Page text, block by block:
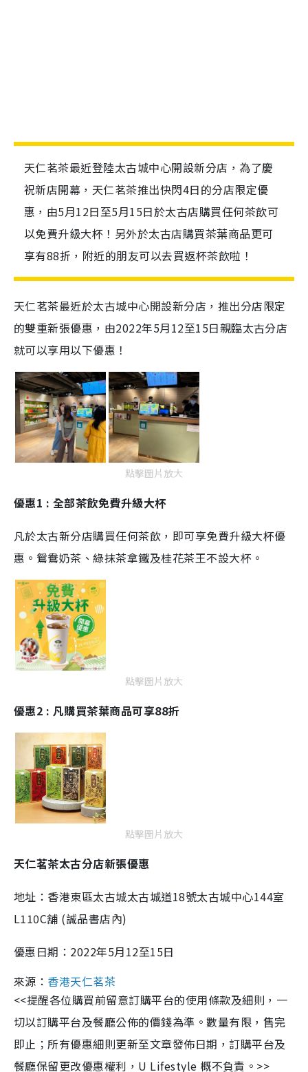
天仁茗茶最近登陸太古城中心開設新分店，為了慶
祝新店開幕，天仁茗茶推出快閃4日的分店限定優
惠，由5月12日至5月15日於太古店購買任何茶飲可
以免費升級大杯！另外於太古店購買茶葉商品更可
享有88折，附近的朋友可以去買返杯茶飲啦！
天仁茗茶最近於太古城中心開設新分店，推出分店限定
的雙重新張優惠，由2022年5月12至15日親臨太古分店
就可以享用以下優惠！
點擊圖片放大
優惠1 : 全部茶飲免費升級大杯
凡於太古新分店購買任何茶飲，即可享免費升級大杯優
惠。鴛鴦奶茶、綠抹茶拿鐵及桂花茶王不設大杯。
點擊圖片放大
優惠2 : 凡購買茶葉商品可享88折
點擊圖片放大
天仁茗茶太古分店新張優惠
地址：香港東區太古城太古城道18號太古城中心144室
L110C舖 (誠品書店內)
優惠日期：2022年5月12至15日
來源： 香港天仁茗茶
<<提醒各位購買前留意訂購平台的使用條款及細則，一
切以訂購平台及餐廳公佈的價錢為準。數量有限，售完
即止；所有優惠細則更新至文章發佈日期，訂購平台及
餐廳保留更改優惠權利，U Lifestyle 概不負責。>>